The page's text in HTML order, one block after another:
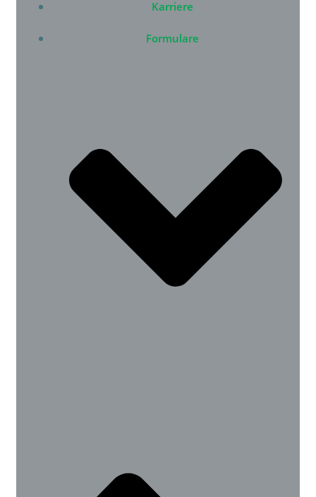
Karriere
Formulare